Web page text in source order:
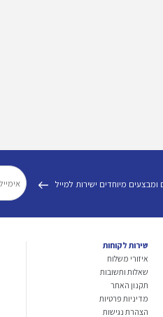
ומבצעים מיוחדים ישירות למייל
שירות לקוחות
איזורי משלוח
שאלות ותשובות
תקנון האתר
מדיניות פרטיות
הצהרת נגישות